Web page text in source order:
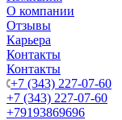
О компании
Отзывы
Карьера
Контакты
Контакты
+7 (343) 227-07-60
+7 (343) 227-07-60
+79193869696